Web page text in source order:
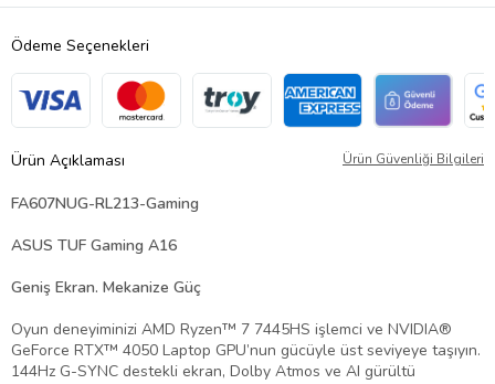
Ödeme Seçenekleri
Ürün Açıklaması Ürün Güvenliği Bilgileri
FA607NUG-RL213-Gaming
ASUS TUF Gaming A16
Geniş Ekran. Mekanize Güç
Oyun deneyiminizi AMD Ryzen™ 7 7445HS işlemci ve NVIDIA®
GeForce RTX™ 4050 Laptop GPU’nun gücüyle üst seviyeye taşıyın.
144Hz G-SYNC destekli ekran, Dolby Atmos ve AI gürültü